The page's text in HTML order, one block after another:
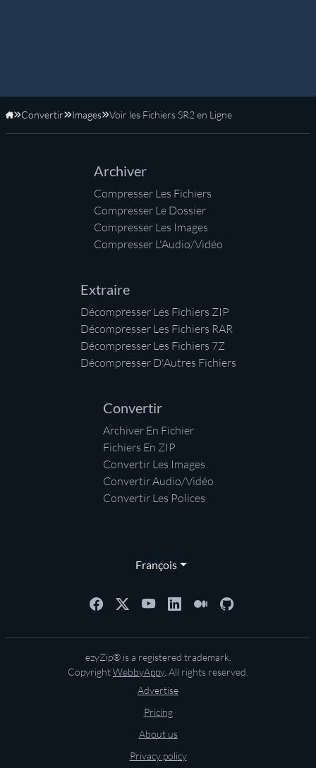
Accueil
Convertir Images Voir les Fichiers SR2 en Ligne
Archiver
Compresser Les Fichiers
Compresser Le Dossier
Compresser Les Images
Compresser L'Audio/Vidéo
Extraire
Décompresser Les Fichiers ZIP
Décompresser Les Fichiers RAR
Décompresser Les Fichiers 7Z
Décompresser D'Autres Fichiers
Convertir
Archiver En Fichier
Fichiers En ZIP
Convertir Les Images
Convertir Audio/Vidéo
Convertir Les Polices
François
ezyZip® is a registered trademark.
CopyrightWebbyAppy. All rights reserved.
Advertise
Pricing
About us
Privacy policy